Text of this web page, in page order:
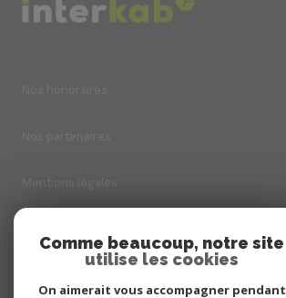
Comme beaucoup, notre site
utilise les cookies
On aimerait vous accompagner pendant